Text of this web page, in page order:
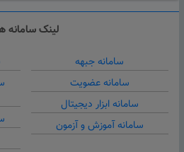
لینک سامانه
سامانه جبهه
سامانه عضویت
سامانه ابزار دیجیتال
سامانه آموزش و آزمون